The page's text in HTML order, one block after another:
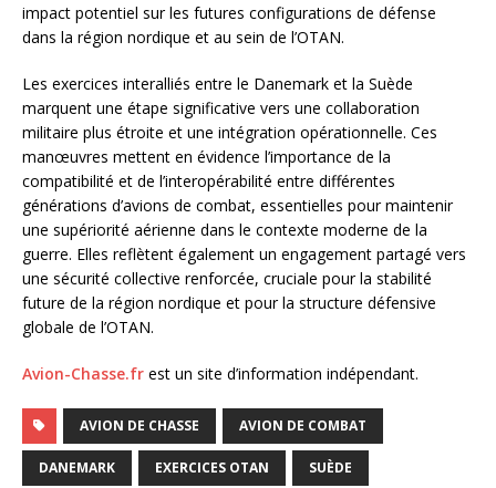
impact potentiel sur les futures configurations de défense
dans la région nordique et au sein de l’OTAN.
Les exercices interalliés entre le Danemark et la Suède
marquent une étape significative vers une collaboration
militaire plus étroite et une intégration opérationnelle. Ces
manœuvres mettent en évidence l’importance de la
compatibilité et de l’interopérabilité entre différentes
générations d’avions de combat, essentielles pour maintenir
une supériorité aérienne dans le contexte moderne de la
guerre. Elles reflètent également un engagement partagé vers
une sécurité collective renforcée, cruciale pour la stabilité
future de la région nordique et pour la structure défensive
globale de l’OTAN.
Avion-Chasse.fr est un site d’information indépendant.
AVION DE CHASSE AVION DE COMBAT
DANEMARK EXERCICES OTAN SUÈDE